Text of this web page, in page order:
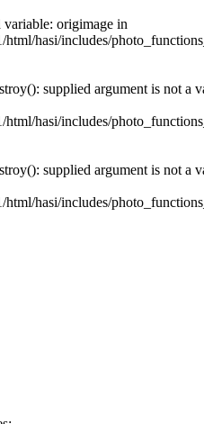
origimage in
hasi/includes/
supplied argument is not a
hasi/includes/
supplied argument is not a
hasi/includes/